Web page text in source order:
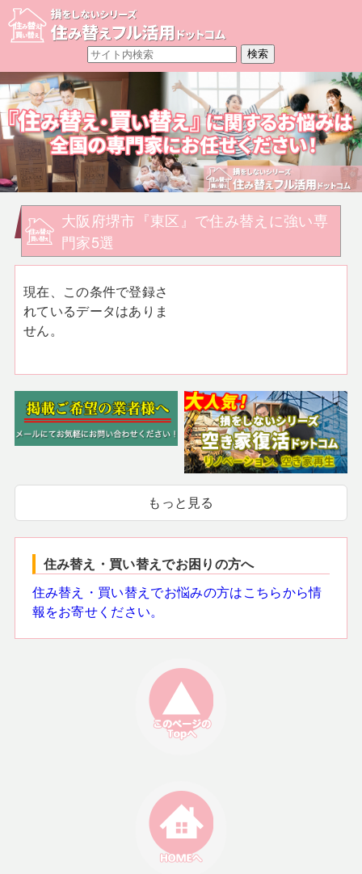
大阪府堺市『東区』で住み替えに強い専
門家5選
現在、この条件で登録さ
れているデータはありま
せん。
もっと見る
住み替え・買い替えでお困りの方へ
住み替え・買い替えでお悩みの方はこちらから情
報をお寄せください。